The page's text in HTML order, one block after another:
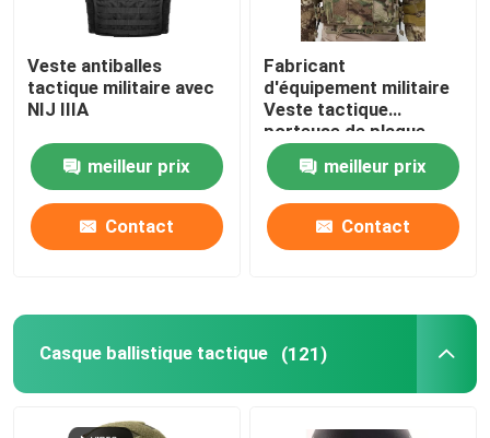
À la maison
Produits
Veste antiballes
tactique militaire avec
NIJ IIIA
meilleur prix
Contact
Fabricant
d'équipement militaire
Veste tactique
porteuse de plaque
anti-balles avec
normes militaires NIJ
IIIA
meilleur prix
Contact
Casque ballistique tactique (121)